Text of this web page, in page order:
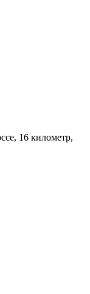
16 километр,